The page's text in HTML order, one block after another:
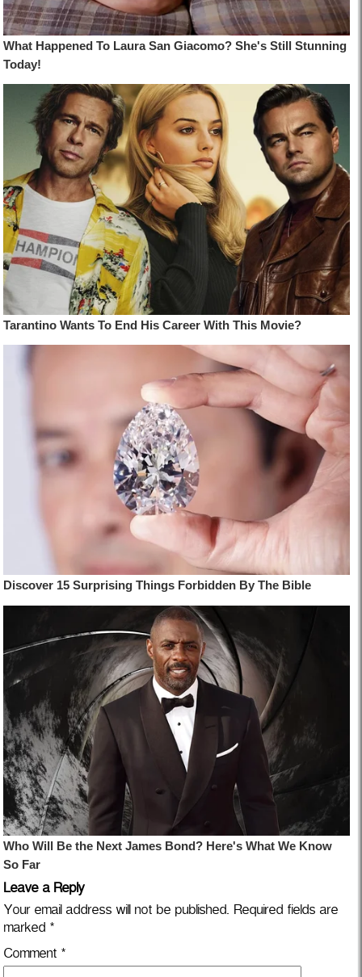
Leave a Reply
Your email address will not be published. Required fields are
marked *
Comment *